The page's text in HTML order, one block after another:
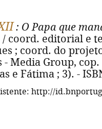
: O Papa que
/ coord. editorial e
; coord. do
- Media Group, cop.
e Fátima ; 3). -
http://